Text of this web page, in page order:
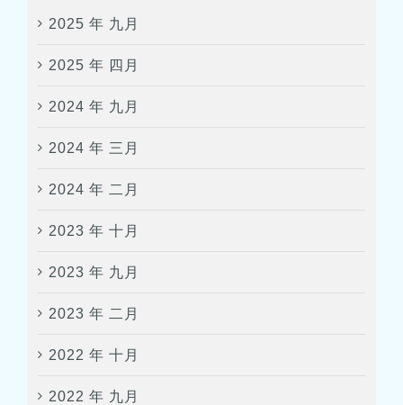
2025 年 九月
2025 年 四月
2024 年 九月
2024 年 三月
2024 年 二月
2023 年 十月
2023 年 九月
2023 年 二月
2022 年 十月
2022 年 九月